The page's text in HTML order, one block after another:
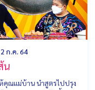
2 ก.ค. 64
น
คุณแม่บ้าน นำสูตรไปปรุง